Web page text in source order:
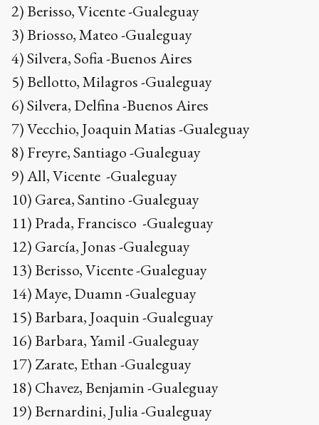
2) Berisso, Vicente -Gualeguay
3) Briosso, Mateo -Gualeguay
4) Silvera, Sofia -Buenos Aires
5) Bellotto, Milagros -Gualeguay
6) Silvera, Delfina -Buenos Aires
7) Vecchio, Joaquin Matias -Gualeguay
8) Freyre, Santiago -Gualeguay
9) All, Vicente -Gualeguay
10) Garea, Santino -Gualeguay
11) Prada, Francisco -Gualeguay
12) García, Jonas -Gualeguay
13) Berisso, Vicente -Gualeguay
14) Maye, Duamn -Gualeguay
15) Barbara, Joaquin -Gualeguay
16) Barbara, Yamil -Gualeguay
17) Zarate, Ethan -Gualeguay
18) Chavez, Benjamin -Gualeguay
19) Bernardini, Julia -Gualeguay